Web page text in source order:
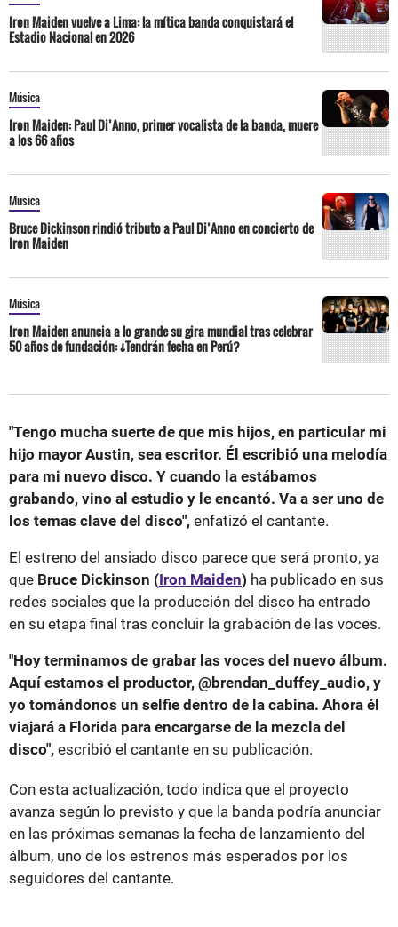
Iron Maiden vuelve a Lima: la mítica banda conquistará el
Estadio Nacional en 2026
Música
Iron Maiden: Paul Di’Anno, primer vocalista de la banda, muere
a los 66 años
Música
Bruce Dickinson rindió tributo a Paul Di’Anno en concierto de
Iron Maiden
Música
Iron Maiden anuncia a lo grande su gira mundial tras celebrar
50 años de fundación: ¿Tendrán fecha en Perú?
"Tengo mucha suerte de que mis hijos, en particular mi
hijo mayor Austin, sea escritor. Él escribió una melodía
para mi nuevo disco. Y cuando la estábamos
grabando, vino al estudio y le encantó. Va a ser uno de
los temas clave del disco", enfatizó el cantante.
El estreno del ansiado disco parece que será pronto, ya
que Bruce Dickinson (Iron Maiden) ha publicado en sus
redes sociales que la producción del disco ha entrado
en su etapa final tras concluir la grabación de las voces.
"Hoy terminamos de grabar las voces del nuevo álbum.
Aquí estamos el productor, @brendan_duffey_audio, y
yo tomándonos un selfie dentro de la cabina. Ahora él
viajará a Florida para encargarse de la mezcla del
disco", escribió el cantante en su publicación.
Con esta actualización, todo indica que el proyecto
avanza según lo previsto y que la banda podría anunciar
en las próximas semanas la fecha de lanzamiento del
álbum, uno de los estrenos más esperados por los
seguidores del cantante.